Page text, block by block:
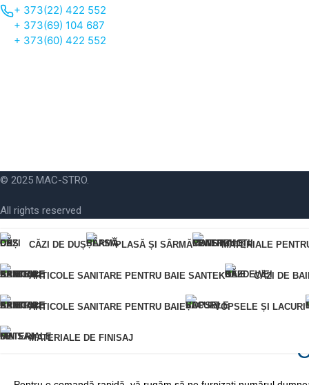
CĂZI DE DUȘ PLASĂ ȘI SÂRMĂ MATERIALE
ARTICOLE SANITARE PENTRU BAIE SANTEK CĂZI DE
ARTICOLE SANITARE PENTRU BAIE VOPSELE ȘI LACURI
MATERIALE DE FINISAJ
+ 373(22) 422 552
+ 373(69) 104 687
+ 373(60) 422 552
© 2025 MAC-STRO.
All rights reserved
Pentru o comandă rapidă, vă rugăm să ne furnizați numărul